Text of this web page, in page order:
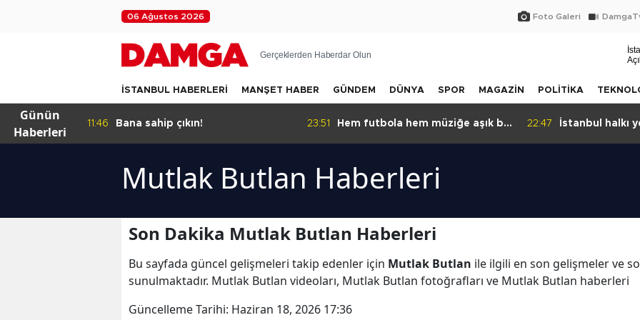
06 Ağustos 2026 Foto Galeri
Gerçeklerden Haberdar Olun
İSTANBUL HABERLERİ MANŞET HABER GÜNDEM DÜNYA SPOR MAGAZİN POLİTİKA
Günün
Haberleri
11:46 Bana sahip çıkın! 23:51
Hem futbola hem müziğe aşık bir
22:47 İstanbul halkı
Mutlak Butlan Haberleri
Son Dakika Mutlak Butlan Haberleri
Bu sayfada güncel gelişmeleri takip edenler için Mutlak Butlan ile ilgili en son gelişmeler ve
sunulmaktadır. Mutlak Butlan videoları, Mutlak Butlan fotoğrafları ve Mutlak Butlan haberleri
Güncelleme Tarihi: Haziran 18, 2026 17:36